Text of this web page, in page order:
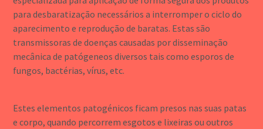
para desbaratização necessários a interromper o ciclo do
aparecimento e reprodução de baratas. Estas são
transmissoras de doenças causadas por disseminação
mecânica de patógeneos diversos tais como esporos de
fungos, bactérias, vírus, etc.
Estes elementos patogénicos ficam presos nas suas patas
e corpo, quando percorrem esgotos e lixeiras ou outros